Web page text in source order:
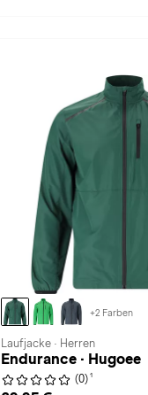
+2 Farben
Laufjacke · Herren
Endurance · Hugoee
(0) 1